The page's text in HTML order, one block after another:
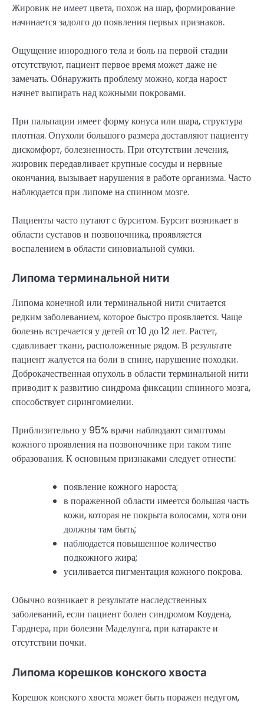
Жировик не имеет цвета, похож на шар, формирование
начинается задолго до появления первых признаков.
Ощущение инородного тела и боль на первой стадии
отсутствуют, пациент первое время может даже не
замечать. Обнаружить проблему можно, когда нарост
начнет выпирать над кожными покровами.
При пальпации имеет форму конуса или шара, структура
плотная. Опухоли большого размера доставляют пациенту
дискомфорт, болезненность. При отсутствии лечения,
жировик передавливает крупные сосуды и нервные
окончания, вызывает нарушения в работе организма. Часто
наблюдается при липоме на спинном мозге.
Пациенты часто путают с бурситом. Бурсит возникает в
области суставов и позвоночника, проявляется
воспалением в области синовиальной сумки.
Липома терминальной нити
Липома конечной или терминальной нити считается
редким заболеванием, которое быстро проявляется. Чаще
болезнь встречается у детей от 10 до 12 лет. Растет,
сдавливает ткани, расположенные рядом. В результате
пациент жалуется на боли в спине, нарушение походки.
Доброкачественная опухоль в области терминальной нити
приводит к развитию синдрома фиксации спинного мозга,
способствует сирингомиелии.
Приблизительно у 95% врачи наблюдают симптомы
кожного проявления на позвоночнике при таком типе
образования. К основным признаками следует отнести:
появление кожного нароста;
в пораженной области имеется большая часть
кожи, которая не покрыта волосами, хотя они
должны там быть;
наблюдается повышенное количество
подкожного жира;
усиливается пигментация кожного покрова.
Обычно возникает в результате наследственных
заболеваний, если пациент болен синдромом Коудена,
Гарднера, при болезни Маделунга, при катаракте и
отсутствии почки.
Липома корешков конского хвоста
Корешок конского хвоста может быть поражен недугом,